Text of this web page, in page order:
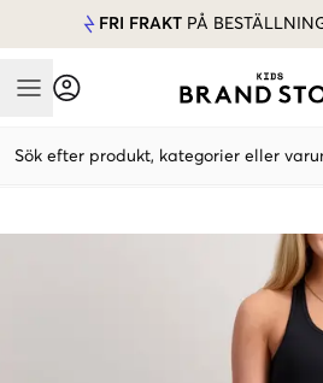
FRI FRAKT PÅ
Mobile Menu
Sök efter produkt, kategorier eller